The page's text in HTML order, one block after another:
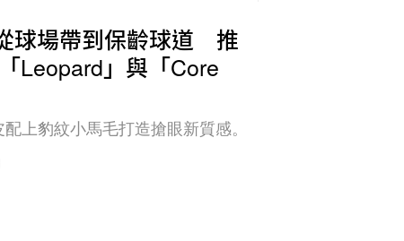
球場帶到保齡球道 推
Leopard」與「Core
上豹紋小馬毛打造搶眼新質感。